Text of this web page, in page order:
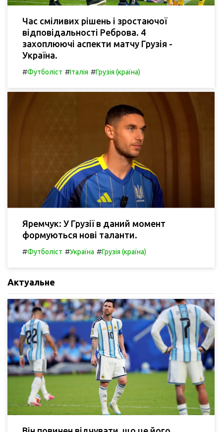
Час сміливих рішень і зростаючої
відповідальності Реброва. 4
захоплюючі аспекти матчу Грузія -
Україна.
#Футболіст #Італія #Грузія (країна)
Яремчук: У Грузії в даний момент
формуються нові таланти.
#Футболіст #Україна #Грузія (країна)
Актуальне